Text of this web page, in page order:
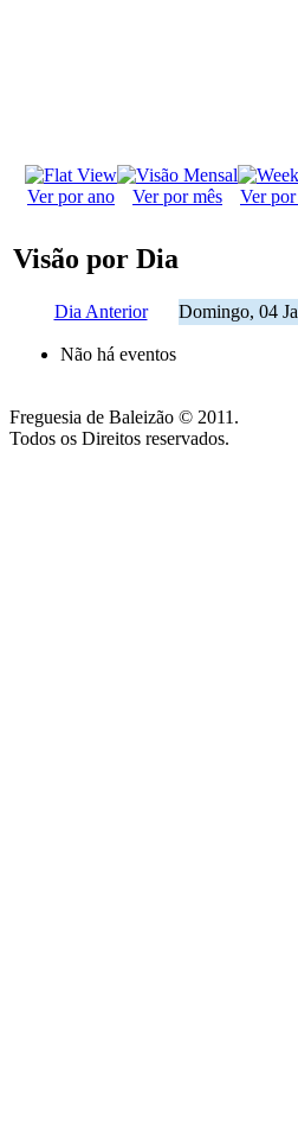
Ver por ano Ver por mês Ver por
Visão por Dia
Dia Anterior Domingo, 04
Não há eventos
Freguesia de Baleizão © 2011.
Todos os Direitos reservados.